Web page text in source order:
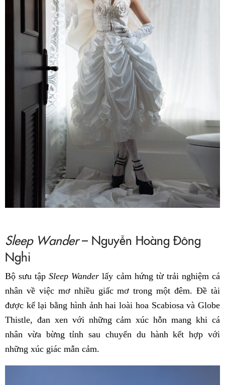
Sleep Wander– Nguyễn Hoàng Đông
Nghi
Bộ sưu tậpSleep Wander lấy cảm hứng từ trải nghiệm cá
nhân về việc mơ nhiều giấc mơ trong một đêm. Đề tài
được kể lại bằng hình ảnh hai loài hoa Scabiosa và Globe
Thistle, đan xen với những cảm xúc hỗn mang khi cá
nhân vừa bừng tỉnh sau chuyến du hành kết hợp với
những xúc giác mẫn cảm.